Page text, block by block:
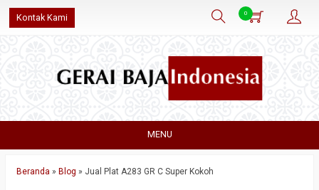
Kontak Kami 0
MENU
Beranda » Blog » Jual Plat A283 GR C Super Kokoh